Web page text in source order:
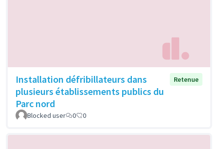
Installation défribillateurs dans
plusieurs établissements publics du
Parc nord
Retenue
Blocked user 0 0